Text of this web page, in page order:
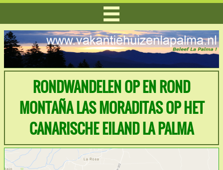
RONDWANDELEN OP EN ROND
MONTAÑA LAS MORADITAS OP HET
CANARISCHE EILAND LA PALMA